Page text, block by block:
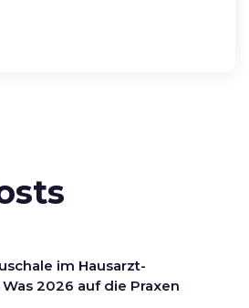
im Hausarzt-
2026 auf die Praxen